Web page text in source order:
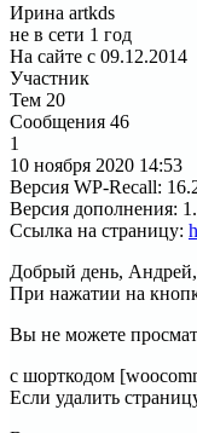
Ирина artkds
не в сети 1 год
На сайте с 09.12.2014
Участник
Тем 20
Сообщения 46
1
10 ноября 2020 14:53
Версия WP-Recall:
Версия дополнения:
Ссылка на страницу:
Добрый день,
При нажатии на
Вы не можете
с шорткодом
Если удалить